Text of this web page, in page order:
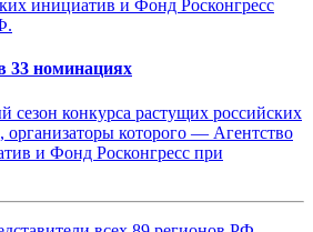
33 номинациях
сезон конкурса растущих российских
которого — Агентство
и Фонд Росконгресс при